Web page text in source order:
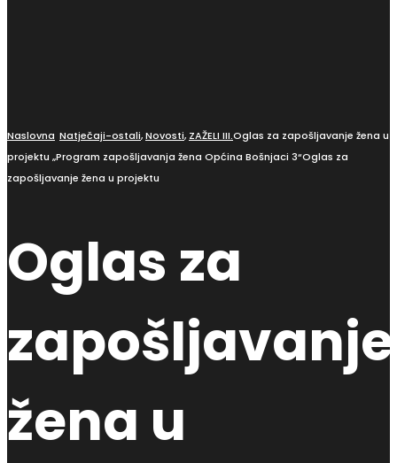
Naslovna Natječaji-ostali,Novosti, ZAŽELI III.Oglas za zapošljavanje žena u
projektu „Program zapošljavanja žena Općina Bošnjaci 3“Oglas za
zapošljavanje žena u projektu
Oglas za
zapošljavanje
žena u